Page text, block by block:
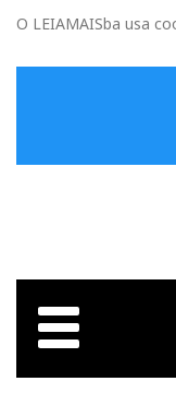
O LEIAMAISba usa